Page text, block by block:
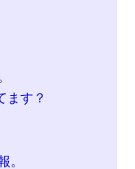
ます？
。